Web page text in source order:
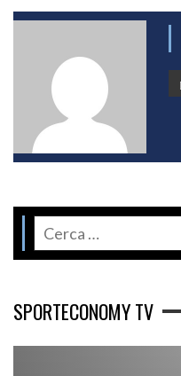
SPORTECONOMY TV